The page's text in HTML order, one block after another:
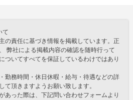
て
の責任に基づき情報を掲載しています。正
弊社による掲載内容の確認を随時行って
ついてすべてを保証しているわけではあり
勤務時間・休日休暇・給与・待遇などの詳
て頂きますようお願い致します。
あった際は、下記問い合わせフォームより